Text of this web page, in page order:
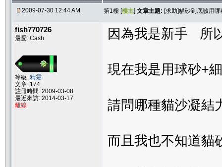
2009-07-30 12:44 AM 第1樓 [樓主] 文章主題: [求助]貓砂到底該用
fish770726
最愛: Cash
等級: 精靈
文章: 174
註冊時間: 2009-03-08
最近來訪: 2014-03-17
離線
因為我是新手 所
現在我是用球砂+
請問哪種貓沙凝結
而且我也不知道貓